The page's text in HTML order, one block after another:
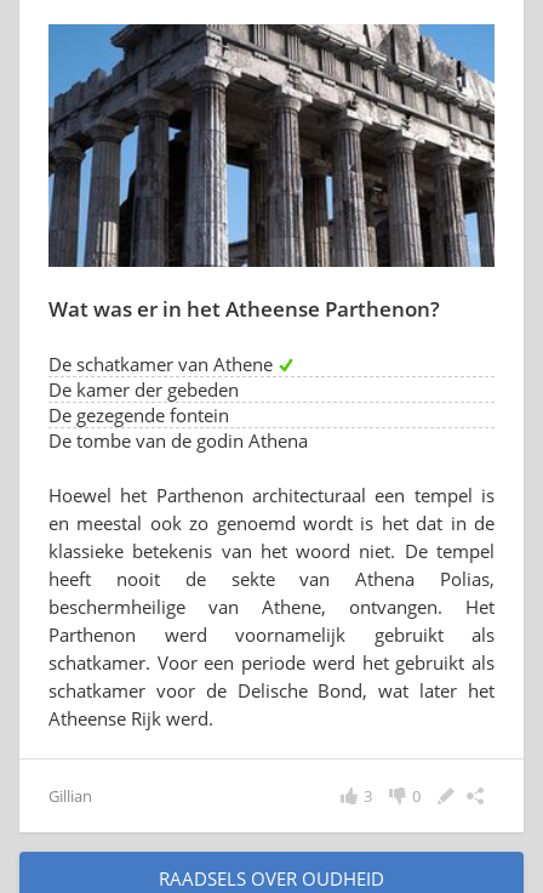
Wat was er in het Atheense Parthenon?
De schatkamer van Athene
De kamer der gebeden
De gezegende fontein
De tombe van de godin Athena
Hoewel het Parthenon architecturaal een tempel is
en meestal ook zo genoemd wordt is het dat in de
klassieke betekenis van het woord niet. De tempel
heeft nooit de sekte van Athena Polias,
beschermheilige van Athene, ontvangen. Het
Parthenon werd voornamelijk gebruikt als
schatkamer. Voor een periode werd het gebruikt als
schatkamer voor de Delische Bond, wat later het
Atheense Rijk werd.
Gillian 0
3
RAADSELS OVER OUDHEID